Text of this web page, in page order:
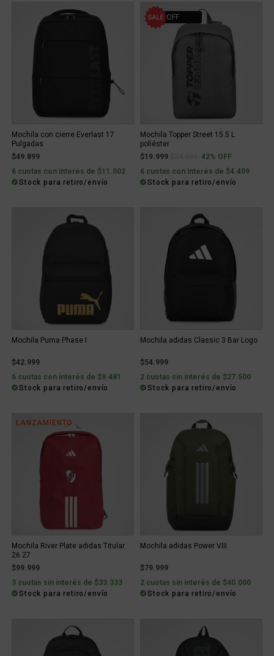
Mochila con cierre Everlast 17
Pulgadas
$49.899
6 cuotas con interés de $11.002
Stock para retiro/envío
42% OFF
Mochila Topper Street 15.5 L
poliéster
$19.999
Price reduced from
to42% OFF
6 cuotas con interés de $4.409
Stock para retiro/envío
Mochila Puma Phase I
$42.999
6 cuotas con interés de $9.481
Stock para retiro/envío
Mochila adidas Classic 3 Bar Logo
$54.999
2 cuotas sin interés de $27.500
Stock para retiro/envío
LANZAMIENTO
Mochila River Plate adidas Titular
26 27
$99.999
3 cuotas sin interés de $33.333
Stock para retiro/envío
Mochila adidas Power VIII
$79.999
2 cuotas sin interés de $40.000
Stock para retiro/envío